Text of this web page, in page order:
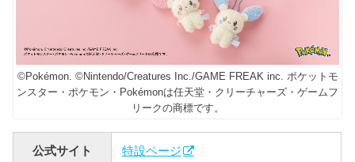
©Pokémon. ©Nintendo/Creatures Inc./GAME FREAK inc. ポケットモ
ンスター・ポケモン・Pokémonは任天堂・クリーチャーズ・ゲームフ
リークの商標です。
公式サイト 特設ページ